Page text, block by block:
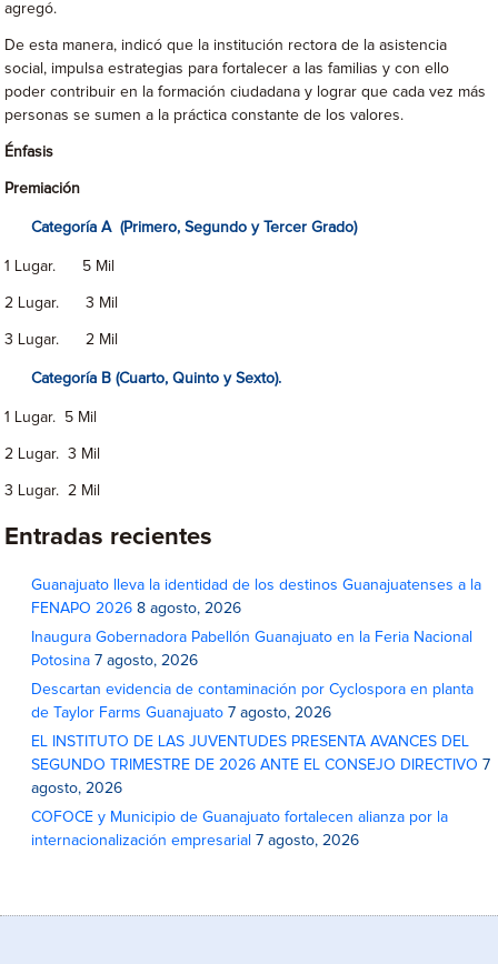
agregó.
De esta manera, indicó que la institución rectora de la asistencia
social, impulsa estrategias para fortalecer a las familias y con ello
poder contribuir en la formación ciudadana y lograr que cada vez más
personas se sumen a la práctica constante de los valores.
Énfasis
Premiación
Categoría A (Primero, Segundo y Tercer Grado)
1 Lugar. 5 Mil
2 Lugar. 3 Mil
3 Lugar. 2 Mil
Categoría B (Cuarto, Quinto y Sexto).
1 Lugar. 5 Mil
2 Lugar. 3 Mil
3 Lugar. 2 Mil
Entradas recientes
Guanajuato lleva la identidad de los destinos Guanajuatenses a la
FENAPO 2026 8 agosto, 2026
Inaugura Gobernadora Pabellón Guanajuato en la Feria Nacional
Potosina 7 agosto, 2026
Descartan evidencia de contaminación por Cyclospora en planta
de Taylor Farms Guanajuato 7 agosto, 2026
EL INSTITUTO DE LAS JUVENTUDES PRESENTA AVANCES DEL
SEGUNDO TRIMESTRE DE 2026 ANTE EL CONSEJO DIRECTIVO 7
agosto, 2026
COFOCE y Municipio de Guanajuato fortalecen alianza por la
internacionalización empresarial 7 agosto, 2026